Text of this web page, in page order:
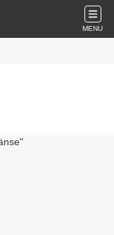
MENU